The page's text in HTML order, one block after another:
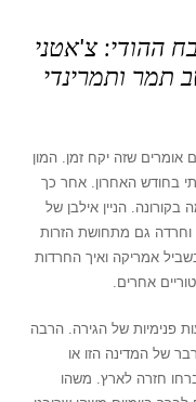
ההודי: צ'אטני
תמר ותמרינדי
אומרים שזה יקח זמן. המון
בחודש האחרון. אחר כך
הניין אילבן של
וחרדה גם מתחושת הזרות
אמריקה ואיך החרדות
אחרים.
פנימיות של הגירה. הרבה
של המדינה הזו או
חזרה לארץ. משהו